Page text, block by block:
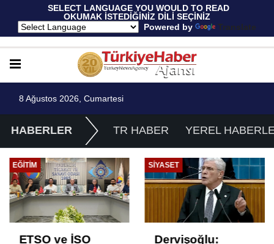
SELECT LANGUAGE YOU WOULD TO READ
OKUMAK İSTEDİĞİNİZ DİLİ SEÇİNİZ
Powered by
Translate
8 Ağustos 2026, Cumartesi
HABERLER TR HABER YEREL
EĞITIM
ETSO ve İSO
SIYASET
Dervişoğlu: